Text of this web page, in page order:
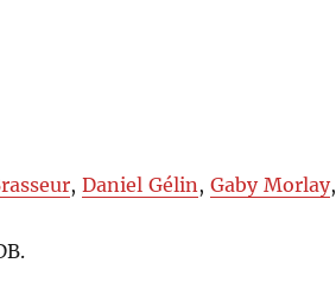
,Daniel Gélin, Gaby Morlay,